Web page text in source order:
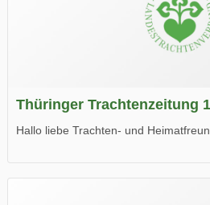
Thüringer Trachtenzeitung
Hallo liebe Trachten- und
Wir wünschen Euch viel Spaß beim